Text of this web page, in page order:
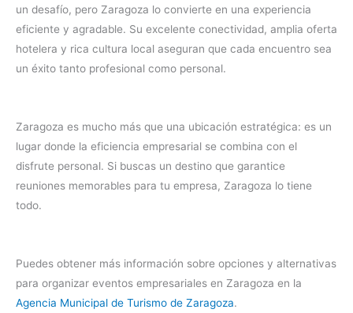
un desafío, pero Zaragoza lo convierte en una experiencia
eficiente y agradable. Su excelente conectividad, amplia oferta
hotelera y rica cultura local aseguran que cada encuentro sea
un éxito tanto profesional como personal.
Zaragoza es mucho más que una ubicación estratégica: es un
lugar donde la eficiencia empresarial se combina con el
disfrute personal. Si buscas un destino que garantice
reuniones memorables para tu empresa, Zaragoza lo tiene
todo.
Puedes obtener más información sobre opciones y alternativas
para organizar eventos empresariales en Zaragoza en la
Agencia Municipal de Turismo de Zaragoza.